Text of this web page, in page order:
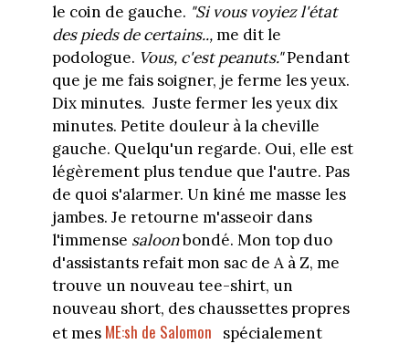
le coin de gauche. "Si vous voyiez l'état
des pieds de certains..,me dit le
podologue. Vous, c'est peanuts."Pendant
que je me fais soigner, je ferme les yeux.
Dix minutes. Juste fermer les yeux dix
minutes. Petite douleur à la cheville
gauche. Quelqu'un regarde. Oui, elle est
légèrement plus tendue que l'autre. Pas
de quoi s'alarmer. Un kiné me masse les
jambes. Je retourne m'asseoir dans
l'immense saloonbondé. Mon top duo
d'assistants refait mon sac de A à Z, me
trouve un nouveau tee-shirt, un
nouveau short, des chaussettes propres
et mes ME:sh de Salomon spécialement